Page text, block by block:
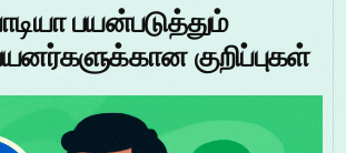
பயன்படுத்தும்
குறிப்புகள்